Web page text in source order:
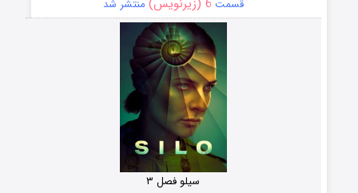
قسمت منتشر شد
سیلو فصل ۳